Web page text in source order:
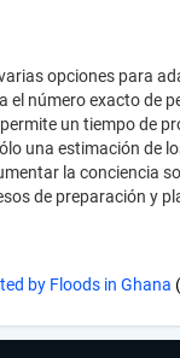
opciones para
el número exacto de
un tiempo de
una estimación de
la conciencia
de preparación y
by Floods in Ghana